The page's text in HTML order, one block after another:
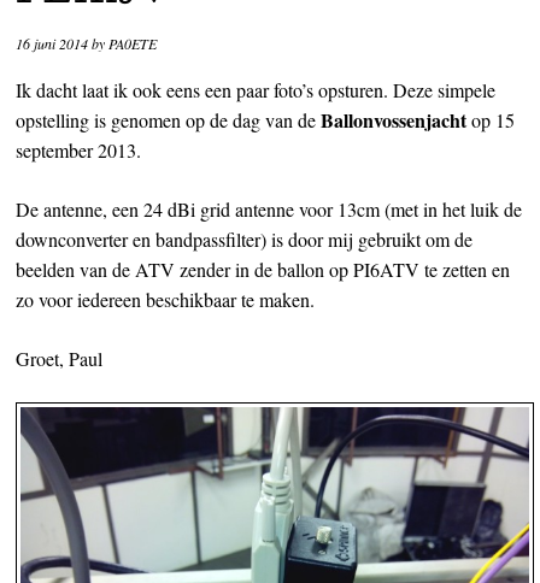
16 juni 2014by PA0ETE
Ik dacht laat ik ook eens een paar foto’s opsturen. Deze simpele
opstelling is genomen op de dag van deBallonvossenjachtop 15
september 2013.
De antenne, een 24 dBi grid antenne voor 13cm (met in het luik de
downconverter en bandpassfilter) is door mij gebruikt om de
beelden van de ATV zender in de ballon op PI6ATV te zetten en
zo voor iedereen beschikbaar te maken.
Groet, Paul